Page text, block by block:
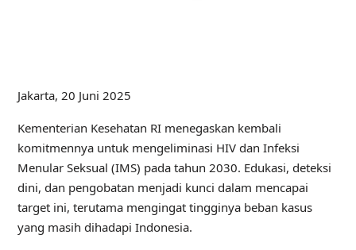
Jakarta, 20 Juni 2025
Kementerian Kesehatan RI menegaskan kembali
komitmennya untuk mengeliminasi HIV dan Infeksi
Menular Seksual (IMS) pada tahun 2030. Edukasi, deteksi
dini, dan pengobatan menjadi kunci dalam mencapai
target ini, terutama mengingat tingginya beban kasus
yang masih dihadapi Indonesia.